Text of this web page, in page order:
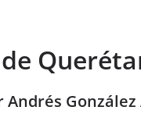
Andrés